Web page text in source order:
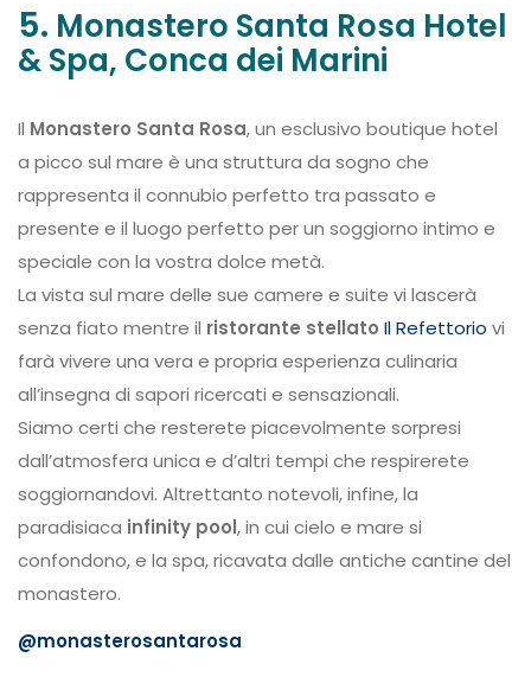
5. Monastero Santa Rosa Hotel
& Spa, Conca dei Marini
Il Monastero Santa Rosa, un esclusivo boutique hotel
a picco sul mare è una struttura da sogno che
rappresenta il connubio perfetto tra passato e
presente e il luogo perfetto per un soggiorno intimo e
speciale con la vostra dolce metà.
La vista sul mare delle sue camere e suite vi lascerà
senza fiato mentre il ristorante stellato Il Refettorio vi
farà vivere una vera e propria esperienza culinaria
all’insegna di sapori ricercati e sensazionali.
Siamo certi che resterete piacevolmente sorpresi
dall’atmosfera unica e d’altri tempi che respirerete
soggiornandovi. Altrettanto notevoli, infine, la
paradisiaca infinity pool, in cui cielo e mare si
confondono, e la spa, ricavata dalle antiche cantine del
monastero.
@monasterosantarosa